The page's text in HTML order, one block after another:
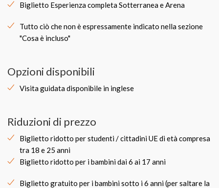
Biglietto Esperienza completa Sotterranea e Arena
Tutto ciò che non è espressamente indicato nella sezione
"Cosa è incluso"
Opzioni disponibili
Visita guidata disponibile in inglese
Riduzioni di prezzo
Biglietto ridotto per studenti / cittadini UE di età compresa
tra 18 e 25 anni
Biglietto ridotto per i bambini dai 6 ai 17 anni
Biglietto gratuito per i bambini sotto i 6 anni (per saltare la